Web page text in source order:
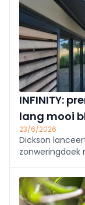
INFINITY:
lang mooi
23/6/2026
Dickson
zonweringdoek
en
grote breedtes